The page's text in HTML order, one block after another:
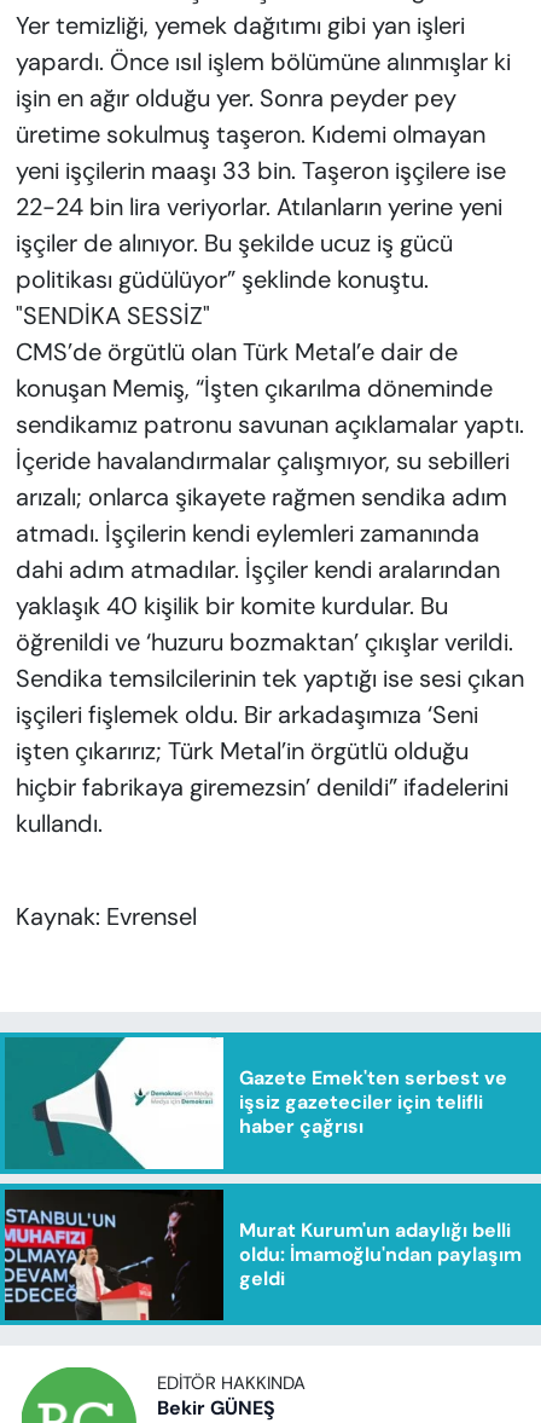
Yer temizliği, yemek dağıtımı gibi yan işleri
yapardı. Önce ısıl işlem bölümüne alınmışlar ki
işin en ağır olduğu yer. Sonra peyder pey
üretime sokulmuş taşeron. Kıdemi olmayan
yeni işçilerin maaşı 33 bin. Taşeron işçilere ise
22-24 bin lira veriyorlar. Atılanların yerine yeni
işçiler de alınıyor. Bu şekilde ucuz iş gücü
politikası güdülüyor” şeklinde konuştu.
"SENDİKA SESSİZ"
CMS’de örgütlü olan Türk Metal’e dair de
konuşan Memiş, “İşten çıkarılma döneminde
sendikamız patronu savunan açıklamalar yaptı.
İçeride havalandırmalar çalışmıyor, su sebilleri
arızalı; onlarca şikayete rağmen sendika adım
atmadı. İşçilerin kendi eylemleri zamanında
dahi adım atmadılar. İşçiler kendi aralarından
yaklaşık 40 kişilik bir komite kurdular. Bu
öğrenildi ve ‘huzuru bozmaktan’ çıkışlar verildi.
Sendika temsilcilerinin tek yaptığı ise sesi çıkan
işçileri fişlemek oldu. Bir arkadaşımıza ‘Seni
işten çıkarırız; Türk Metal’in örgütlü olduğu
hiçbir fabrikaya giremezsin’ denildi” ifadelerini
kullandı.
Kaynak: Evrensel
Gazete Emek'ten serbest ve
işsiz gazeteciler için telifli
haber çağrısı
Murat Kurum'un adaylığı belli
oldu: İmamoğlu'ndan paylaşım
geldi
EDITÖR HAKKINDA
Bekir GÜNEŞ